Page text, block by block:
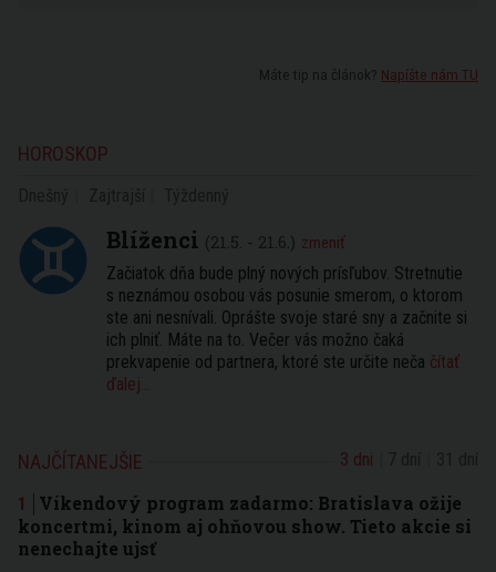
Máte tip na článok? Napíšte nám TU
HOROSKOP
Blíženci (21.5. - 21.6.) zmeniť
Začiatok dňa bude plný nových prísľubov. Stretnutie
s neznámou osobou vás posunie smerom, o ktorom
ste ani nesnívali. Oprášte svoje staré sny a začnite si
ich plniť. Máte na to. Večer vás možno čaká
prekvapenie od partnera, ktoré ste určite neča čítať
ďalej...
NAJČÍTANEJŠIE 3 dni
Víkendový program zadarmo: Bratislava ožije
koncertmi, kinom aj ohňovou show. Tieto akcie si
nenechajte ujsť